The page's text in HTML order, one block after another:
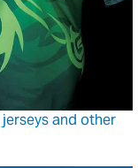
and other